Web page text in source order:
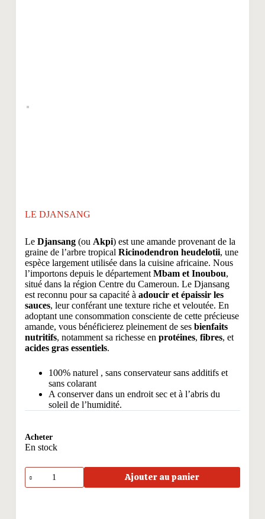
LE DJANSANG
Le Djansang(ou Akpi) est une amande provenant de la
graine de l’arbre tropical Ricinodendron heudelotii, une
espèce largement utilisée dans la cuisine africaine. Nous
l’importons depuis le département Mbam et Inoubou,
situé dans la région Centre du Cameroun. Le Djansang
est reconnu pour sa capacité à adoucir et épaissir les
sauces, leur conférant une texture riche et veloutée. En
adoptant une consommation consciente de cette précieuse
amande, vous bénéficierez pleinement de ses bienfaits
nutritifs, notamment sa richesse en protéines, fibres, et
acides gras essentiels.
100% naturel , sans conservateur sans additifs et
sans colarant
A conserver dans un endroit sec et à l’abris du
soleil de l’humidité.
Acheter
En stock
quantité
de
Ajouter au panier